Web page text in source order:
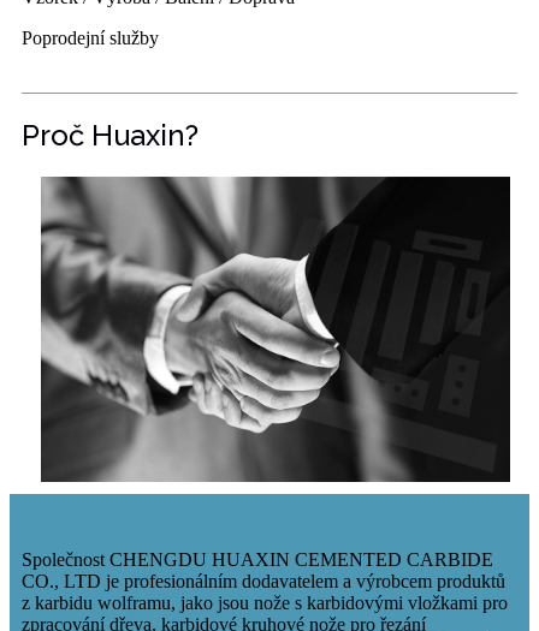
Poprodejní služby
Proč Huaxin?
Společnost CHENGDU HUAXIN CEMENTED CARBIDE
CO., LTD je profesionálním dodavatelem a výrobcem produktů
z karbidu wolframu, jako jsou nože s karbidovými vložkami pro
zpracování dřeva, karbidové kruhové nože pro řezání